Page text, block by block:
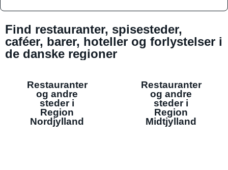
Find restauranter, spisesteder,
caféer, barer, hoteller og forlystelser i
de danske regioner
Restauranter
og andre
steder i
Region
Nordjylland
Restauranter
og andre
steder i
Region
Midtjylland